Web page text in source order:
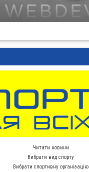
Читати новини
Вибрати вид спорту
Вибрати спортивну органiзацiю